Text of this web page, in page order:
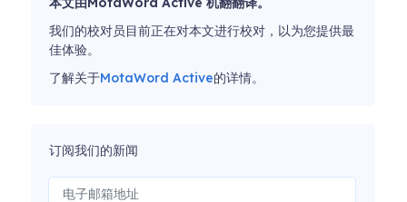
我们的校对员目前正在对本文进行校对，以为您提供最
佳体验。
了解关于MotaWord Active的详情。
订阅我们的新闻